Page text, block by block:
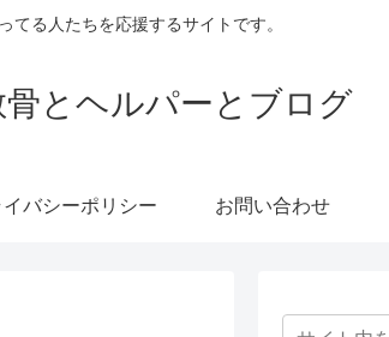
る人たちを応援するサイトです。
とヘルパーとブログ
イバシーポリシー お問い合わせ